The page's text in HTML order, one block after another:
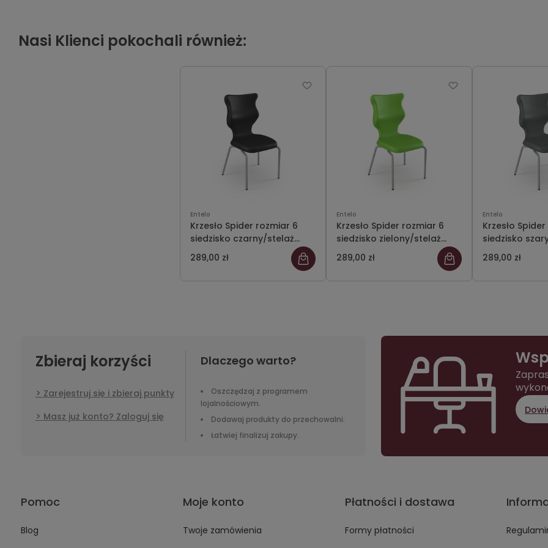
Nasi Klienci pokochali również:
Entelo
Krzesło Spider rozmiar 6
siedzisko czarny/stelaż
szary
289,00 zł
Entelo
Krzesło Spider rozmiar 6
siedzisko zielony/stelaż
szary
289,00 zł
Entelo
Krzesło
siedzisko
289,00 zł
Zbieraj korzyści
Zarejestruj się i zbieraj punkty
Masz już konto? Zaloguj się
Dlaczego warto?
Oszczędzaj z programem
lojalnościowym.
Dodawaj produkty do przechowalni.
Łatwiej finalizuj zakupy.
Pomoc
Blog
Moje konto
Twoje zamówienia
Płatności i dostawa
Formy płatności